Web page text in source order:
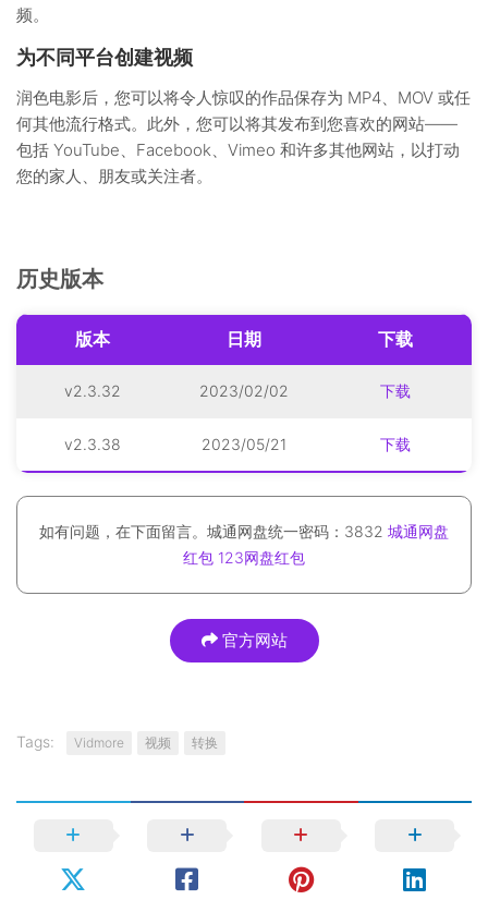
频。
为不同平台创建视频
润色电影后，您可以将令人惊叹的作品保存为 MP4、MOV 或任
何其他流行格式。此外，您可以将其发布到您喜欢的网站——
包括 YouTube、Facebook、Vimeo 和许多其他网站，以打动
您的家人、朋友或关注者。
历史版本
版本 日期 下载
v2.3.32 2023/02/02 下载
v2.3.38 2023/05/21 下载
如有问题，在下面留言。城通网盘统一密码：3832 城通网盘
红包 123网盘红包
官方网站
Tags: Vidmore 视频 转换